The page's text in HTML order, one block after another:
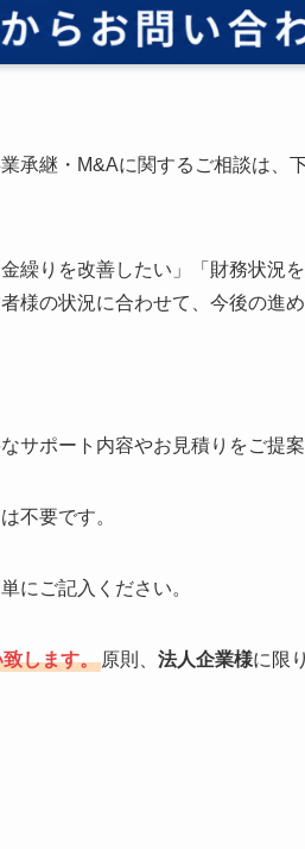
承継・M&Aに関するご相談は、
繰りを改善したい」「財務状況
様の状況に合わせて、今後の進
サポート内容やお見積りをご提案
不要です。
にご記入ください。
します。原則、 法人企業様に限